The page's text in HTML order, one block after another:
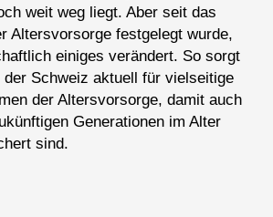
weit weg liegt. Aber seit das
Altersvorsorge festgelegt wurde,
einiges verändert. So sorgt
der Schweiz aktuell für vielseitige
der Altersvorsorge, damit auch
Generationen im Alter
sind.